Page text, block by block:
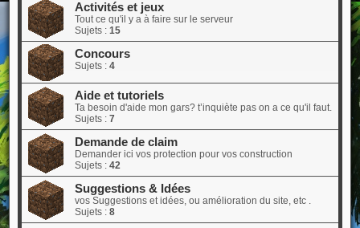
Activités et jeux
Tout ce qu'il y a à faire sur le serveur
Sujets : 15
Concours
Sujets : 4
Aide et tutoriels
Ta besoin d'aide mon gars? t’inquiète pas on a ce qu'il faut.
Sujets : 7
Demande de claim
Demander ici vos protection pour vos construction
Sujets : 42
Suggestions & Idées
vos Suggestions et idées, ou amélioration du site, etc .
Sujets : 8